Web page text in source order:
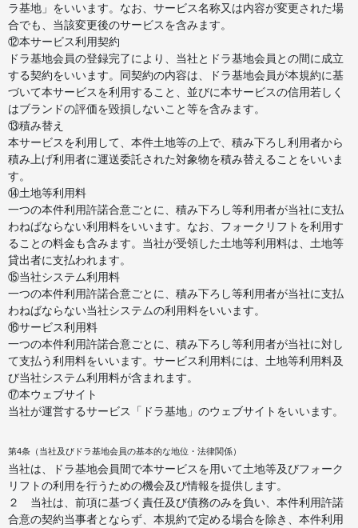
ラ基地」をいいます。なお、サービス名称又は内容が変更された場
合でも、当該変更後のサービスを含みます。
⑫本サービス利用契約
ドラ基地会員の登録完了により、当社とドラ基地会員との間に成立
する契約をいいます。同契約の内容は、ドラ基地会員が本規約に基
づいて本サービスを利用すること、並びに本サービスの信用若しく
はブランドの評価を毀損しないこと等を含みます。
⑬積み替え
本サービスを利用して、本件土地等の上で、積み下ろし利用者から
積み上げ利用者に運送委託された対象物を積み替えることをいいま
す。
⑭土地等利用料
一つの本件利用許諾合意ごとに、積み下ろし等利用者が当社に支払
わねばならない利用料をいいます。なお、フォークリフトを利用す
ることの料金も含みます。当社が受領した土地等利用料は、土地等
貸出者に支払われます。
⑮当社システム利用料
一つの本件利用許諾合意ごとに、積み下ろし等利用者が当社に支払
わねばならない当社システムの利用料をいいます。
⑯サービス利用料
一つの本件利用許諾合意ごとに、積み下ろし等利用者が当社に対し
て支払う利用料をいいます。サービス利用料には、土地等利用料及
び当社システム利用料が含まれます。
⑰本ウェブサイト
当社が運営するサービス「ドラ基地」のウェブサイトをいいます。
第4条（当社及びドラ基地会員の基本的な地位・法律関係）
当社は、ドラ基地会員間で本サービスを用いて土地等及びフォーク
リフトの利用を行うための機会及び情報を提供します。
２ 当社は、前項に基づく責任及び債務のみを負い、本件利用許諾
合意の契約当事者とならず、本規約で定める場合を除き、本件利用